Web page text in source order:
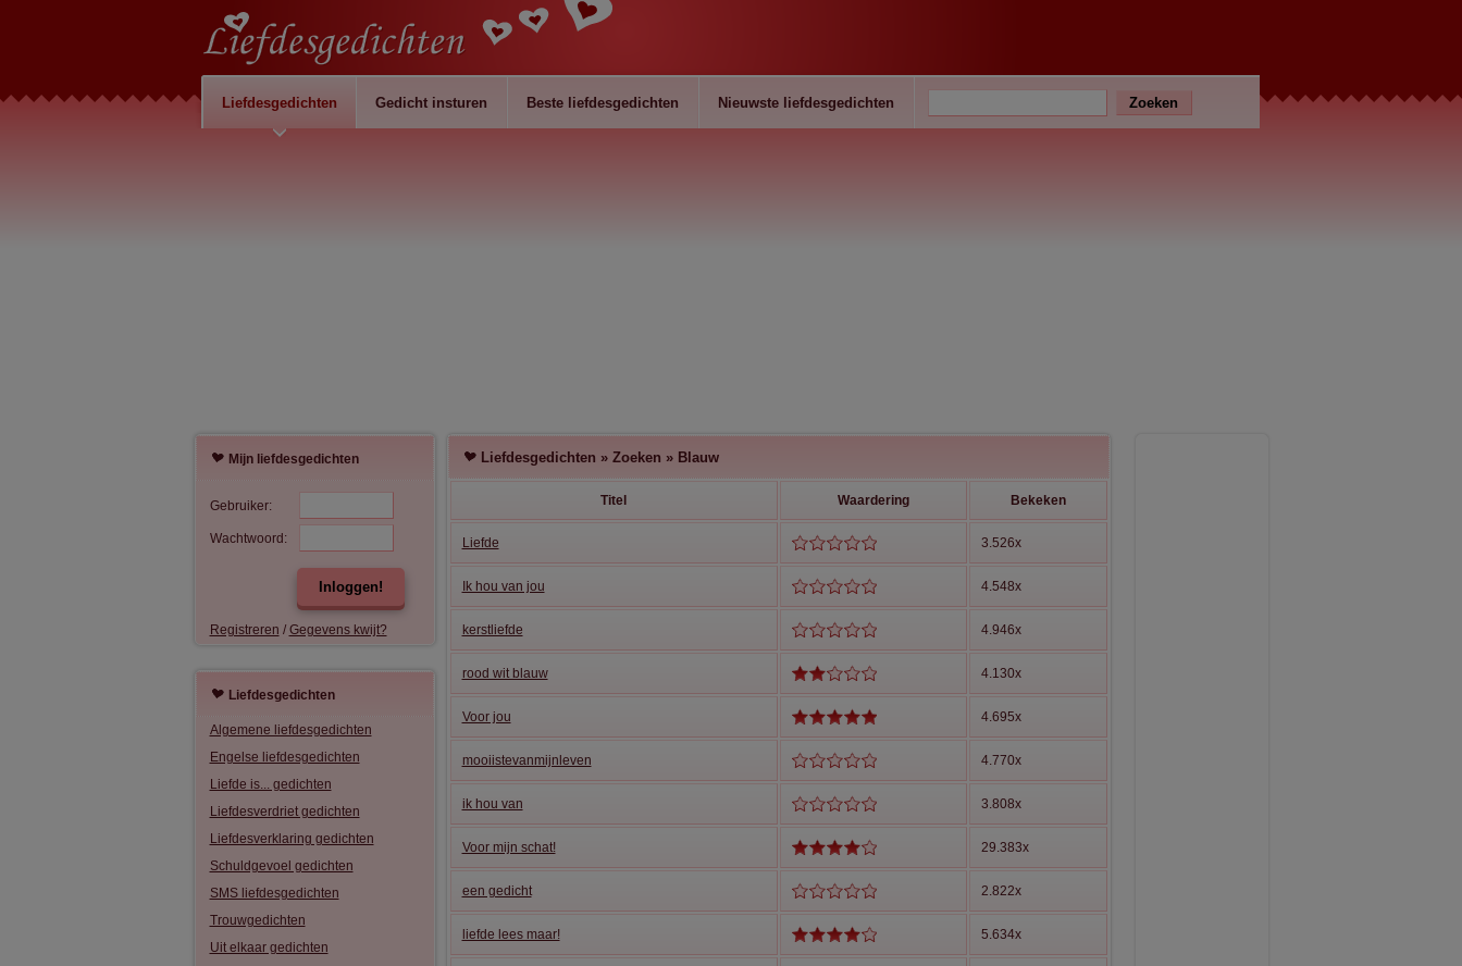
Liefdesgedichten Gedicht insturen Beste liefdesgedichten Nieuwste liefdesgedichten
Mijn liefdesgedichten
Gebruiker:
Wachtwoord:
Inloggen!
Registreren / Gegevens kwijt?
Liefdesgedichten
Algemene liefdesgedichten
Engelse liefdesgedichten
Liefde is... gedichten
Liefdesverdriet gedichten
Liefdesverklaring gedichten
Schuldgevoel gedichten
SMS liefdesgedichten
Trouwgedichten
Uit elkaar gedichten
Liefdesgedichten » Zoeken » Blauw
Titel Waardering Bekeken
Liefde 3.526x
Ik hou van jou 4.548x
kerstliefde 4.946x
rood wit blauw 4.130x
Voor jou 4.695x
mooiistevanmijnleven 4.770x
ik hou van 3.808x
Voor mijn schat! 29.383x
een gedicht 2.822x
liefde lees maar! 5.634x